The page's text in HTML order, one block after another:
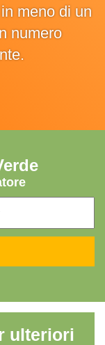
meno di un
numero
ulteriori